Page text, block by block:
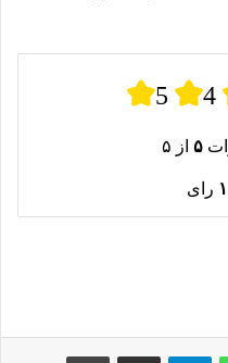
5 4
۵ از ۵
۱ رای
واتس آپ تلگرام اشتراک گذاری از طریق ایمیل چاپ